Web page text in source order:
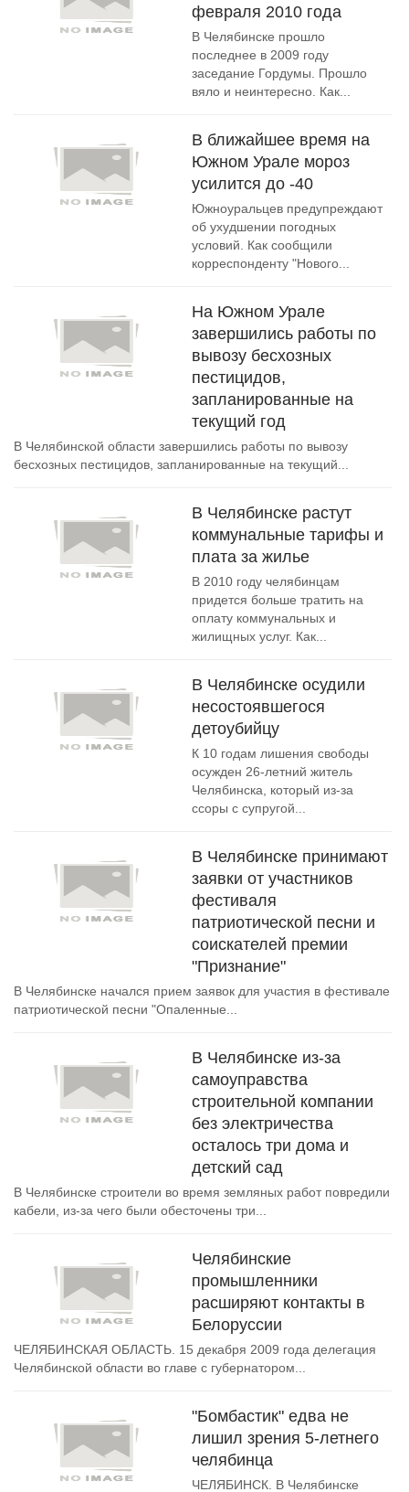
февраля 2010 года
В Челябинске прошло
последнее в 2009 году
заседание Гордумы. Прошло
вяло и неинтересно. Как...
В ближайшее время на
Южном Урале мороз
усилится до -40
Южноуральцев предупреждают
об ухудшении погодных
условий. Как сообщили
корреспонденту "Нового...
На Южном Урале
завершились работы по
вывозу бесхозных
пестицидов,
запланированные на
текущий год
В Челябинской области завершились работы по вывозу
бесхозных пестицидов, запланированные на текущий...
В Челябинске растут
коммунальные тарифы и
плата за жилье
В 2010 году челябинцам
придется больше тратить на
оплату коммунальных и
жилищных услуг. Как...
В Челябинске осудили
несостоявшегося
детоубийцу
К 10 годам лишения свободы
осужден 26-летний житель
Челябинска, который из-за
ссоры с супругой...
В Челябинске принимают
заявки от участников
фестиваля
патриотической песни и
соискателей премии
"Признание"
В Челябинске начался прием заявок для участия в фестивале
патриотической песни "Опаленные...
В Челябинске из-за
самоуправства
строительной компании
без электричества
осталось три дома и
детский сад
В Челябинске строители во время земляных работ повредили
кабели, из-за чего были обесточены три...
Челябинские
промышленники
расширяют контакты в
Белоруссии
ЧЕЛЯБИНСКАЯ ОБЛАСТЬ. 15 декабря 2009 года делегация
Челябинской области во главе с губернатором...
"Бомбастик" едва не
лишил зрения 5-летнего
челябинца
ЧЕЛЯБИНСК. В Челябинске